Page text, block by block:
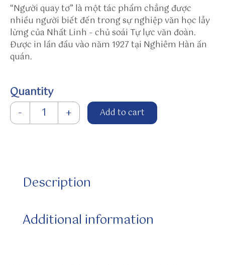
b
/c
o
m
p
y/
s
u
n
j1
V
h
“Người quay tơ” là một tác phẩm chẳng được
nhiều người biết đến trong sự nghiệp văn học lẫy
lừng của Nhất Linh – chủ soái Tự lực văn đoàn.
Được in lần đầu vào năm 1927 tại Nghiêm Hàn ấn
quán.
Quantity
-
Người quay tơ quantity
+ Add to cart
Description
Additional information